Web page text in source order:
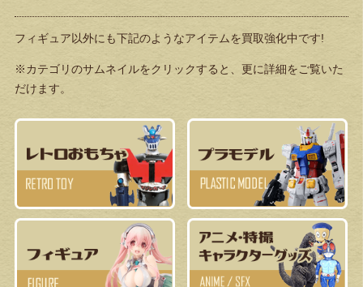
フィギュア以外にも下記のようなアイテムを買取強化中です!
※カテゴリのサムネイルをクリックすると、更に詳細をご覧いた
だけます。